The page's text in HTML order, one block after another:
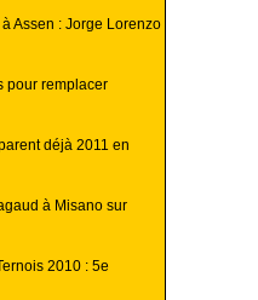
Assen : Jorge Lorenzo
pour remplacer
déjà 2011 en
à Misano sur
2010 : 5e